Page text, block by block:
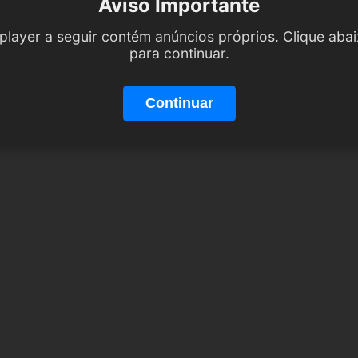
Aviso Importante
a seguir contém anúncios próprios. Clique
para continuar.
Continuar